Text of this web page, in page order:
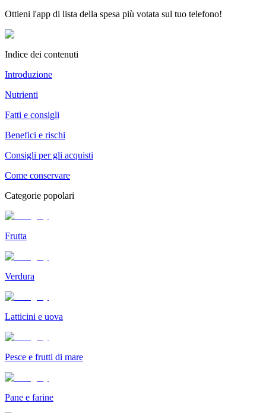
Ottieni l'app di lista della spesa più votata sul tuo telefono!
Indice dei contenuti
Introduzione
Nutrienti
Fatti e consigli
Benefici e rischi
Consigli per gli acquisti
Come conservare
Categorie popolari
Frutta
Verdura
Latticini e uova
Pesce e frutti di mare
Pane e farine